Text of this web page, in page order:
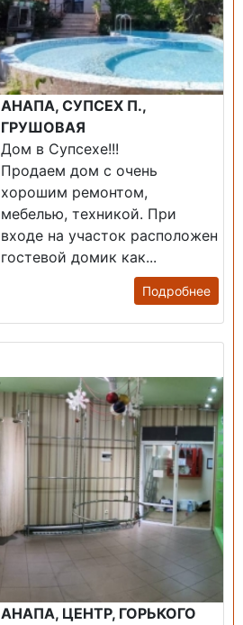
АНАПА, СУПСЕХ П.,
ГРУШОВАЯ
Дом в Супсехе!!!
Продаем дом с очень
хорошим ремонтом,
мебелью, техникой. При
входе на участок расположен
гостевой домик как...
Подробнее
АНАПА, ЦЕНТР, ГОРЬКОГО